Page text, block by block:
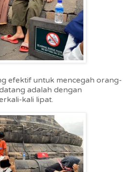
efektif untuk mencegah orang-
adalah dengan
kali lipat.